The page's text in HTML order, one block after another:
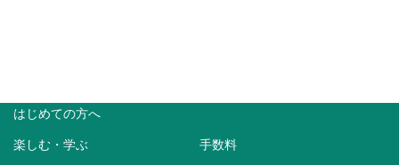
はじめての方へ
楽しむ・学ぶ 手数料